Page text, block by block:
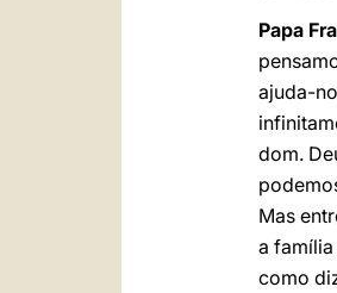
Papa
ajuda-
dom.
Mas
a
como